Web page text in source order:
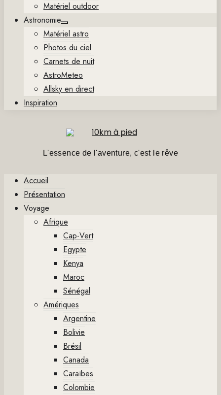
Matériel outdoor
Astronomie
Show
sub
menu
Matériel astro
Photos du ciel
Carnets de nuit
AstroMeteo
Allsky en direct
Inspiration
L'essence de l'aventure, c'est le rêve
Accueil
Présentation
Voyage
Afrique
Cap-Vert
Egypte
Kenya
Maroc
Sénégal
Amériques
Argentine
Bolivie
Brésil
Canada
Caraïbes
Colombie